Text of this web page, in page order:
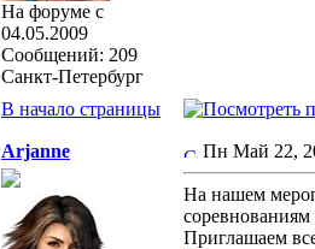
На форуме с
04.05.2009
Сообщений: 209
Санкт-Петербург
В начало страницы
Arjanne Пн Май 22,
На нашем
соревнованиям
Приглашаем